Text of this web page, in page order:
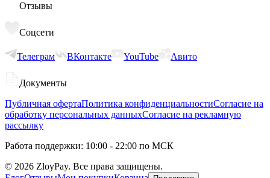
Отзывы
Соцсети
Телеграм ВКонтакте YouTube Авито
Документы
Публичная офертаПолитика конфиденциальностиСогласие на
обработку персональных данныхСогласие на рекламную
рассылку
Работа поддержки: 10:00 - 22:00 по МСК
© 2026 ZloyPay. Все права защищены.